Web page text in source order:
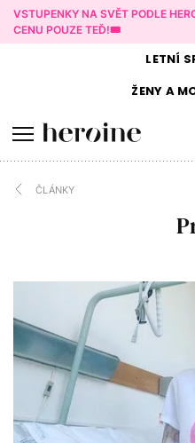
VSTUPENKY NA SVĚT PODLE
CENU POUZE TEĎ!🎟️
LETNÍ
ŽENY A
ČLÁNKY